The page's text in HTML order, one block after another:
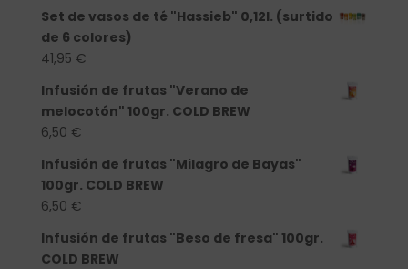
Set de vasos de té "Hassieb" 0,12l. (surtido
de 6 colores)
41,95 €
Infusión de frutas "Verano de
melocotón" 100gr. COLD BREW
6,50 €
Infusión de frutas "Milagro de Bayas"
100gr. COLD BREW
6,50 €
Infusión de frutas "Beso de fresa" 100gr.
COLD BREW